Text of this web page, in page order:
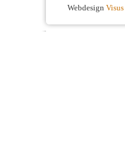
Webdesign Visus